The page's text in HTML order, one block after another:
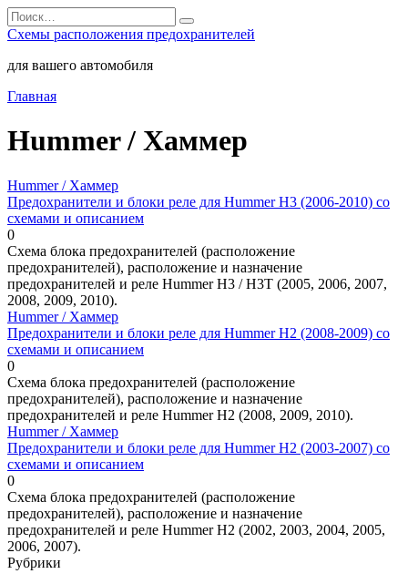
Перейти
к
содержанию
Search
for:
Схемы расположения предохранителей
для вашего автомобиля
Главная
Hummer / Хаммер
Hummer / Хаммер
Предохранители и блоки реле для Hummer H3 (2006-2010) со
схемами и описанием
0
Схема блока предохранителей (расположение
предохранителей), расположение и назначение
предохранителей и реле Hummer H3 / H3T (2005, 2006, 2007,
2008, 2009, 2010).
Hummer / Хаммер
Предохранители и блоки реле для Hummer H2 (2008-2009) со
схемами и описанием
0
Схема блока предохранителей (расположение
предохранителей), расположение и назначение
предохранителей и реле Hummer H2 (2008, 2009, 2010).
Hummer / Хаммер
Предохранители и блоки реле для Hummer H2 (2003-2007) со
схемами и описанием
0
Схема блока предохранителей (расположение
предохранителей), расположение и назначение
предохранителей и реле Hummer H2 (2002, 2003, 2004, 2005,
2006, 2007).
Рубрики